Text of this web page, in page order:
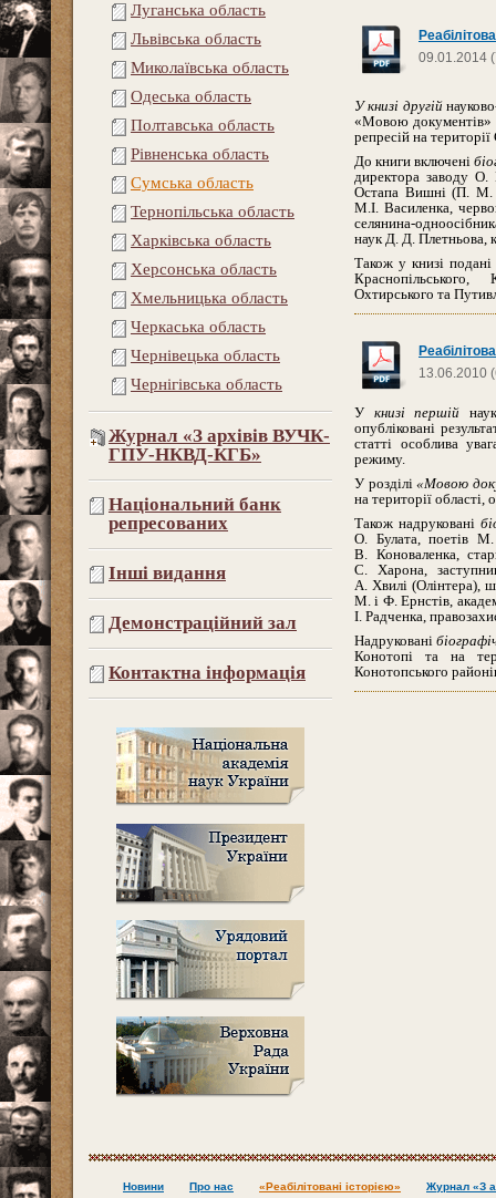
Луганська область
Львівська область
Миколаївська область
Одеська область
Полтавська область
Рівненська область
Сумська область
Тернопільська область
Харківська область
Херсонська область
Хмельницька область
Черкаська область
Чернівецька область
Чернігівська область
Журнал «З архівів ВУЧК-
ГПУ-НКВД-КГБ»
Національний банк
репресованих
Інші видання
Демонстраційний зал
Контактна інформація
09.01.2014
У книзі другій
«Мовою документів»
репресій на
До книги включені
директора заводу
Остапа Вишні (П. М.
М.І. Василенка,
селянина-
наук Д. Д. Плетньова,
Також у книзі подані
Краснопільського,
Охтирського та
13.06.2010
У книзі першій
опубліковані
статті особлива
режиму.
У розділі «Мовою
на території
Також надруковані
О. Булата, поетів
В. Коноваленка,
С. Харона,
А. Хвилі (Олінтера),
М. і Ф. Ернстів,
І. Радченка,
Надруковані
Конотопі та на
Конотопського
Новини Про нас «Реабілітовані історією» Журнал «З